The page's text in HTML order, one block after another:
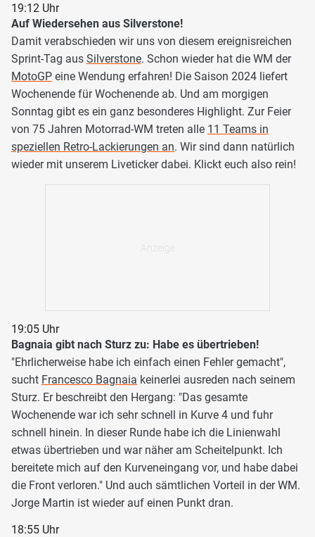
19:12 Uhr
Auf Wiedersehen aus Silverstone!
Damit verabschieden wir uns von diesem ereignisreichen
Sprint-Tag aus Silverstone. Schon wieder hat die WM der
MotoGP eine Wendung erfahren! Die Saison 2024 liefert
Wochenende für Wochenende ab. Und am morgigen
Sonntag gibt es ein ganz besonderes Highlight. Zur Feier
von 75 Jahren Motorrad-WM treten alle 11 Teams in
speziellen Retro-Lackierungen an. Wir sind dann natürlich
wieder mit unserem Liveticker dabei. Klickt euch also rein!
19:05 Uhr
Bagnaia gibt nach Sturz zu: Habe es übertrieben!
"Ehrlicherweise habe ich einfach einen Fehler gemacht",
sucht Francesco Bagnaia keinerlei ausreden nach seinem
Sturz. Er beschreibt den Hergang: "Das gesamte
Wochenende war ich sehr schnell in Kurve 4 und fuhr
schnell hinein. In dieser Runde habe ich die Linienwahl
etwas übertrieben und war näher am Scheitelpunkt. Ich
bereitete mich auf den Kurveneingang vor, und habe dabei
die Front verloren." Und auch sämtlichen Vorteil in der WM.
Jorge Martin ist wieder auf einen Punkt dran.
18:55 Uhr